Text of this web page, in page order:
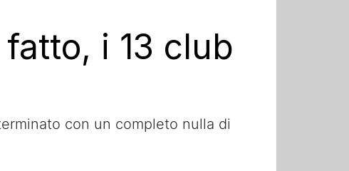
i 13 club
con un completo nulla di